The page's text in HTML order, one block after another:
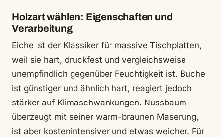
Holzart wählen: Eigenschaften und
Verarbeitung
Eiche ist der Klassiker für massive Tischplatten,
weil sie hart, druckfest und vergleichsweise
unempfindlich gegenüber Feuchtigkeit ist. Buche
ist günstiger und ähnlich hart, reagiert jedoch
stärker auf Klimaschwankungen. Nussbaum
überzeugt mit seiner warm-braunen Maserung,
ist aber kostenintensiver und etwas weicher. Für